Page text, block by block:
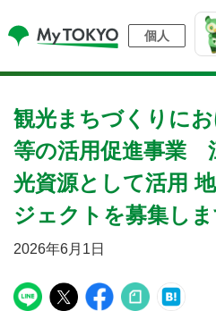
個人
観光まちづくりに
等の活用促進事業
光資源として活用
ジェクトを募集しま
2026年6月1日